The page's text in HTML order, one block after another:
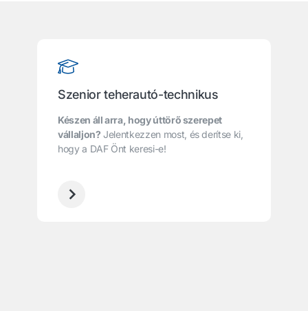
Szenior teherautó-technikus
Készen áll arra, hogy úttörő szerepet
vállaljon? Jelentkezzen most, és derítse ki,
hogy a DAF Önt keresi-e!